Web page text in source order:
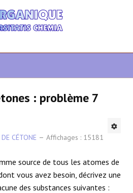
: problème 7
CÉTONE
Affichages : 15181
source de tous les atomes de
vous avez besoin, décrivez une
des substances suivantes :